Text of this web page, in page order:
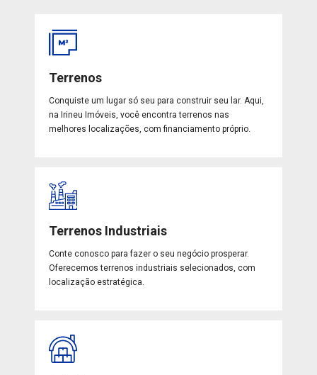
Terrenos
Conquiste um lugar só seu para construir seu lar. Aqui,
na Irineu Imóveis, você encontra terrenos nas
melhores localizações, com financiamento próprio.
Terrenos Industriais
Conte conosco para fazer o seu negócio prosperar.
Oferecemos terrenos industriais selecionados, com
localização estratégica.